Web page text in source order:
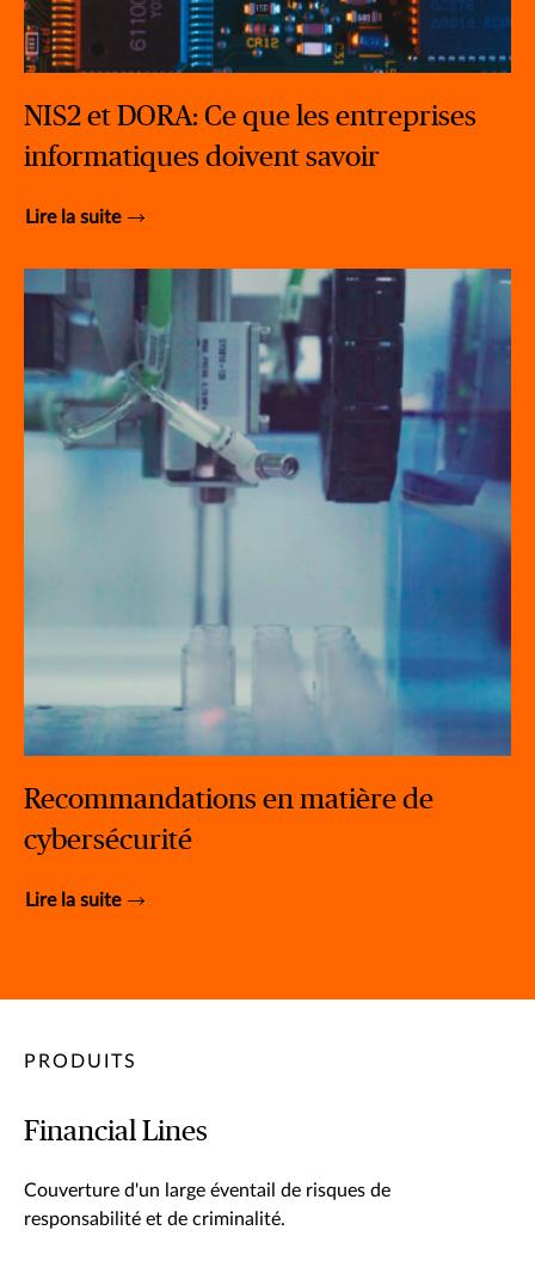
NIS2 et DORA: Ce que les entreprises
informatiques doivent savoir
Lire la suite
Recommandations en matière de
cybersécurité
Lire la suite
PRODUITS
Financial Lines
Couverture d'un large éventail de risques de
responsabilité et de criminalité.